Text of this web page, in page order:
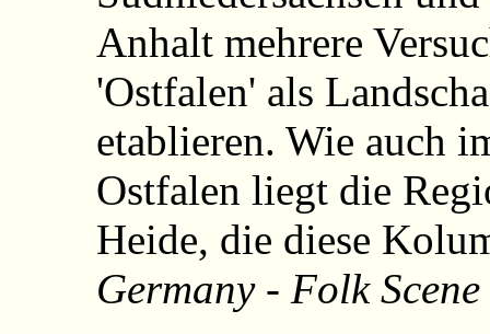
Anhalt mehrere
'Ostfalen' als
etablieren. Wie auch
Ostfalen liegt die
Heide, die diese
Germany - Folk Scene